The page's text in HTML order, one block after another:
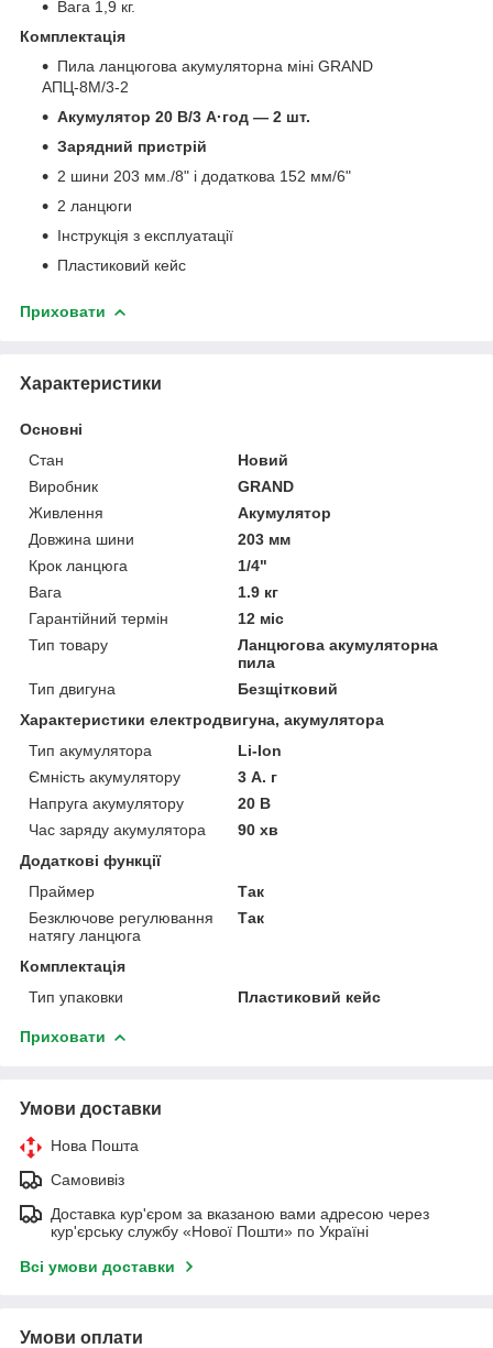
Вага 1,9 кг.
Комплектація
Пила ланцюгова акумуляторна міні GRAND
АПЦ-8М/3-2
Акумулятор 20 В/3 А·год — 2 шт.
Зарядний пристрій
2 шини 203 мм./8" і додаткова 152 мм/6"
2 ланцюги
Інструкція з експлуатації
Пластиковий кейс
Приховати
Характеристики
Основні
Стан
Новий
Виробник
GRAND
Живлення
Акумулятор
Довжина шини
203 мм
Крок ланцюга
1/4"
Вага
1.9 кг
Гарантійний термін
12 міс
Тип товару
Ланцюгова акумуляторна
пила
Тип двигуна
Безщітковий
Характеристики електродвигуна, акумулятора
Тип акумулятора
Li-Ion
Ємність акумулятору
3 А. г
Напруга акумулятору
20 В
Час заряду акумулятора
90 хв
Додаткові функції
Праймер
Так
Безключове регулювання
натягу ланцюга
Так
Комплектація
Тип упаковки
Пластиковий кейс
Приховати
Умови доставки
Нова Пошта
Самовивіз
Доставка кур'єром за вказаною вами адресою через
кур'єрську службу «Нової Пошти» по Україні
Всі умови доставки
Умови оплати